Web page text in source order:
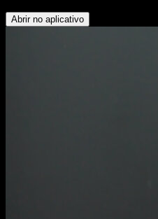
Abrir no aplicativo